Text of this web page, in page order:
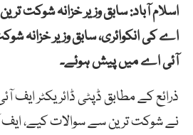
اسلام آباد: سابق وزیر خزانہ شوکت
اے کی انکوائری، سابق وزیر خزانہ
آئی اے میں پیش ہوئے۔
ذرائع کے مطابق ڈپٹی ڈائریکٹر ایف
نے شوکت ترین سے سوالات کیے،